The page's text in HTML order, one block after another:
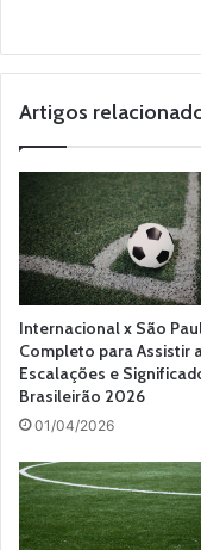
Artigos
Internacional x São
Completo para Assistir
Escalações e
Brasileirão 2026
01/04/2026